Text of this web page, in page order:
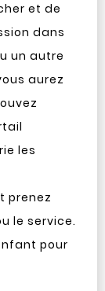
et de
dans
un autre
aurez
les
prenez
le service.
pour